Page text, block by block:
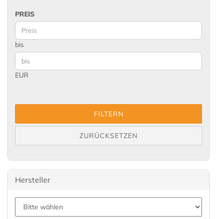
PREIS
bis
EUR
FILTERN
ZURÜCKSETZEN
Hersteller